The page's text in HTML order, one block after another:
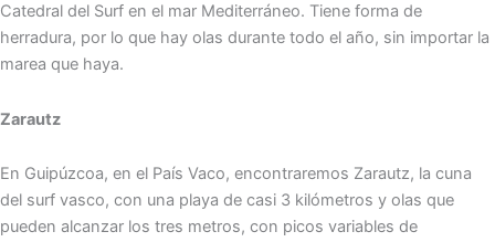
Catedral del Surf en el mar Mediterráneo. Tiene forma de
herradura, por lo que hay olas durante todo el año, sin importar la
marea que haya.
Zarautz
En Guipúzcoa, en el País Vaco, encontraremos Zarautz, la cuna
del surf vasco, con una playa de casi 3 kilómetros y olas que
pueden alcanzar los tres metros, con picos variables de